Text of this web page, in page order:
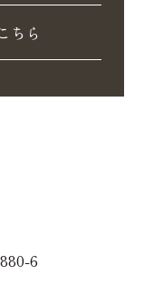
ちら
6